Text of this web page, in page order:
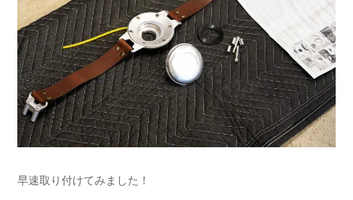
早速取り付けてみました！